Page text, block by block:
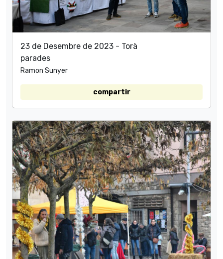
23 de Desembre de 2023 - Torà
parades
Ramon Sunyer
compartir